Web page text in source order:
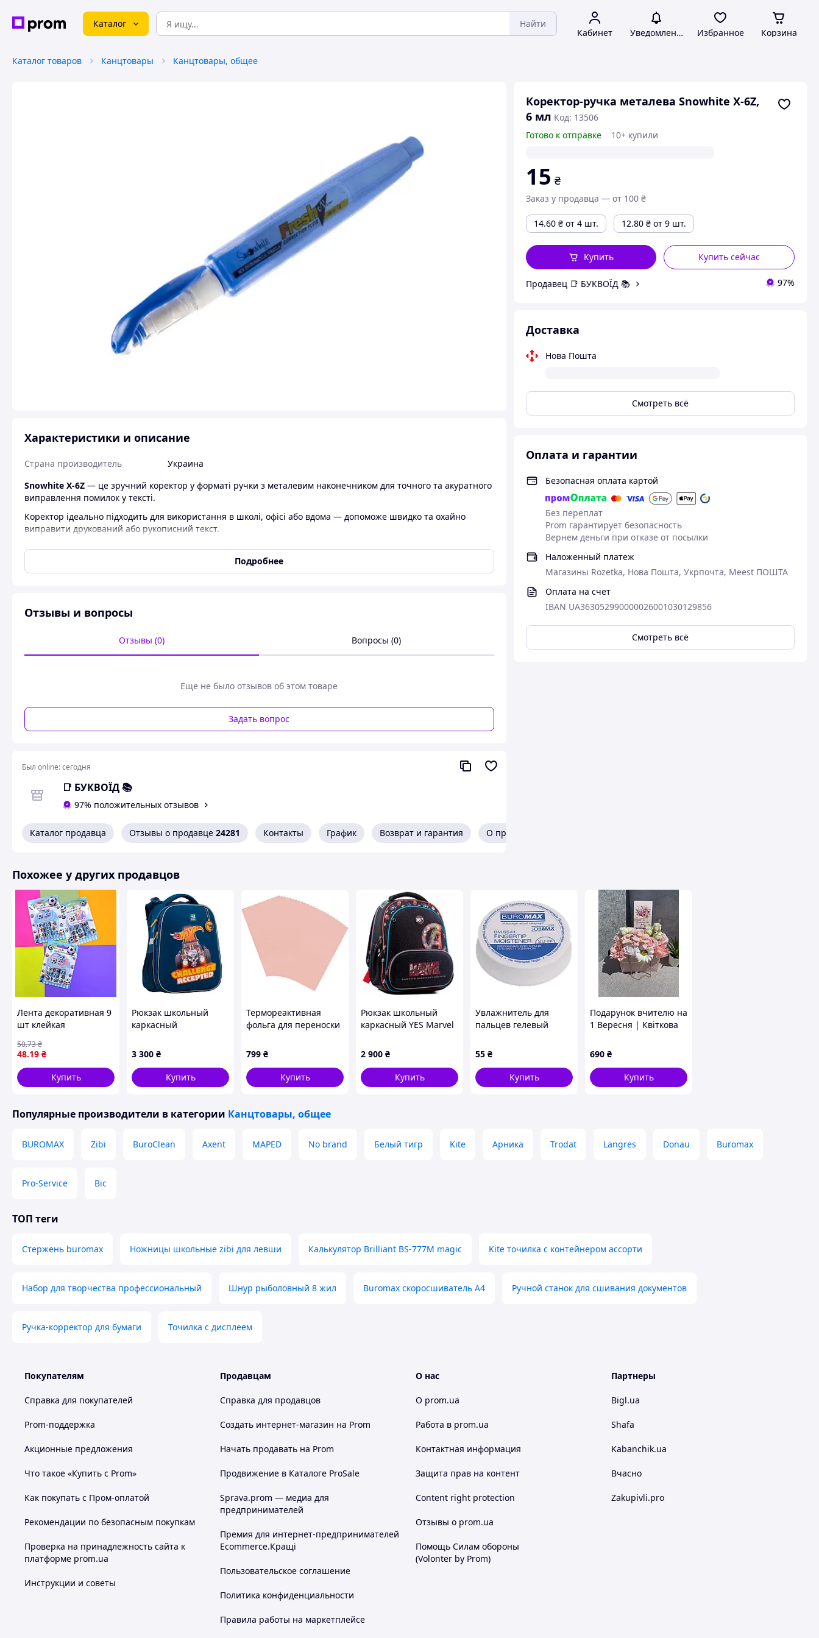
Каталог Найти
Кабинет Уведомления Избранное Корзина
Каталог товаров Канцтовары Канцтовары, общее
Коректор-ручка металева Snowhite X-6Z,
6 мл Код: 13506
Готово к отправке
10+ купили
15 ₴
Заказ у продавца — от 100 ₴
14.60 ₴ от 4 шт. 12.80 ₴ от 9 шт.
Купить сейчас
Купить
Продавец 📑 БУКВОЇД 📚 97%
Доставка
Нова Пошта
Смотреть всё
Оплата и гарантии
Безопасная оплата картой
Без переплат
Prom гарантирует безопасность
Вернем деньги при отказе от посылки
Наложенный платеж
Магазины Rozetka, Нова Пошта, Укрпочта, Meest ПОШТА
Оплата на счет
IBAN UA363052990000026001030129856
Смотреть всё
Характеристики и описание
Страна производитель
Украина
Snowhite X-6Z — це зручний коректор у форматі ручки з металевим наконечником для точного та акуратного
виправлення помилок у тексті.
Коректор ідеально підходить для використання в школі, офісі або вдома — допоможе швидко та охайно
виправити друкований або рукописний текст.
Подробнее
Отзывы и вопросы
Отзывы (0) Вопросы (0)
Еще не было отзывов об этом товаре
Задать вопрос
Был online:сегодня
📑 БУКВОЇД 📚
97% положительных отзывов
Каталог продавца Отзывы о продавце 24281 Контакты График Возврат и гарантия О продавце
Похожее у других продавцов
Лента декоративная 9
шт клейкая
48.19 ₴
50.73₴
Купить
Рюкзак школьный
каркасный
Education Hot Wheels,
для мальчиков, синий
3 300 ₴
Купить
Термореактивная
фольга для переноски
золото 20 × 29 см 100
листов
799 ₴
Купить
Рюкзак школьный
каркасный YES Marvel
2 900 ₴
Купить
Увлажнитель для
пальцев гелевый
55 ₴
Купить
Подарунок вчителю на
1 Вересня | Квіткова
| Подарунок до школи
| 1 вересня | Букет на
1 Вересня
690 ₴
Купить
Популярные производители в категории Канцтовары, общее
BUROMAX Zibi BuroClean Axent MAPED No brand Белый тигр Kite Арника Trodat Langres Donau Buromax
Pro-Service Bic
ТОП теги
Стержень buromax Ножницы школьные zibi для левши Калькулятор Brilliant BS-777M magic Kite точилка с контейнером ассорти
Набор для творчества профессиональный Шнур рыболовный 8 жил Buromax скоросшиватель А4 Ручной станок для сшивания документов
Ручка-корректор для бумаги Точилка с дисплеем
Покупателям
Справка для покупателей
Prom-поддержка
Акционные предложения
Что такое «Купить с Prom»
Как покупать с Пром-оплатой
Рекомендации по безопасным покупкам
Проверка на принадлежность сайта к
платформе prom.ua
Инструкции и советы
Продавцам
Справка для продавцов
Создать интернет-магазин на Prom
Начать продавать на Prom
Продвижение в Каталоге ProSale
Sprava.prom — медиа для
предпринимателей
Премия для интернет-предпринимателей
Ecommerce.Кращі
Пользовательское соглашение
Политика конфиденциальности
Правила работы на маркетплейсе
О нас
О prom.ua
Работа в prom.ua
Контактная информация
Защита прав на контент
Content right protection
Отзывы о prom.ua
Помощь Силам обороны
(Volonter by Prom)
Партнеры
Bigl.ua
Shafa
Kabanchik.ua
Вчасно
Zakupivli.pro